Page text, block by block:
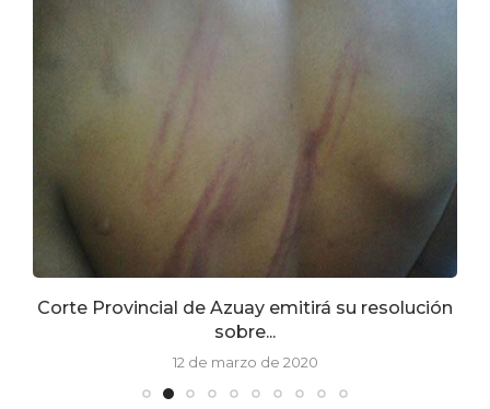
Corte Provincial de Azuay emitirá su resolución
sobre...
12 de marzo de 2020